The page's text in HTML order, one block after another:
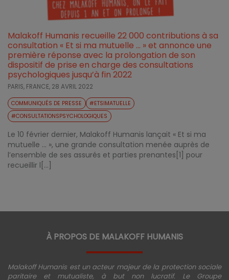
Malakoff Humanis recueille 22 000 contributions à sa
consultation « Et si ma mutuelle … » et annonce une
première réponse avec la prolongation de son
dispositif de prise en charge des consultations
psychologiques jusqu’à fin 2022
PARIS, FRANCE, 28 AVRIL 2022
COMMUNIQUÉS DE PRESSE
#ETSIMATUELLE
#CONSULTATIONSPSYCHOLOGIQUES
Le 10 février dernier, Malakoff Humanis lançait « Et si ma
mutuelle … », une grande consultation menée auprès de
l’ensemble de ses assurés et parties prenantes[1] pour
recueillir l[...]
À PROPOS DE MALAKOFF HUMANIS
Malakoff Humanis est un acteur majeur de la protection sociale
paritaire et mutualiste, à but non lucratif. Le Groupe